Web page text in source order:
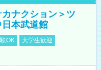
ナクション＞ツ
本武道館
OK
大学生歓迎